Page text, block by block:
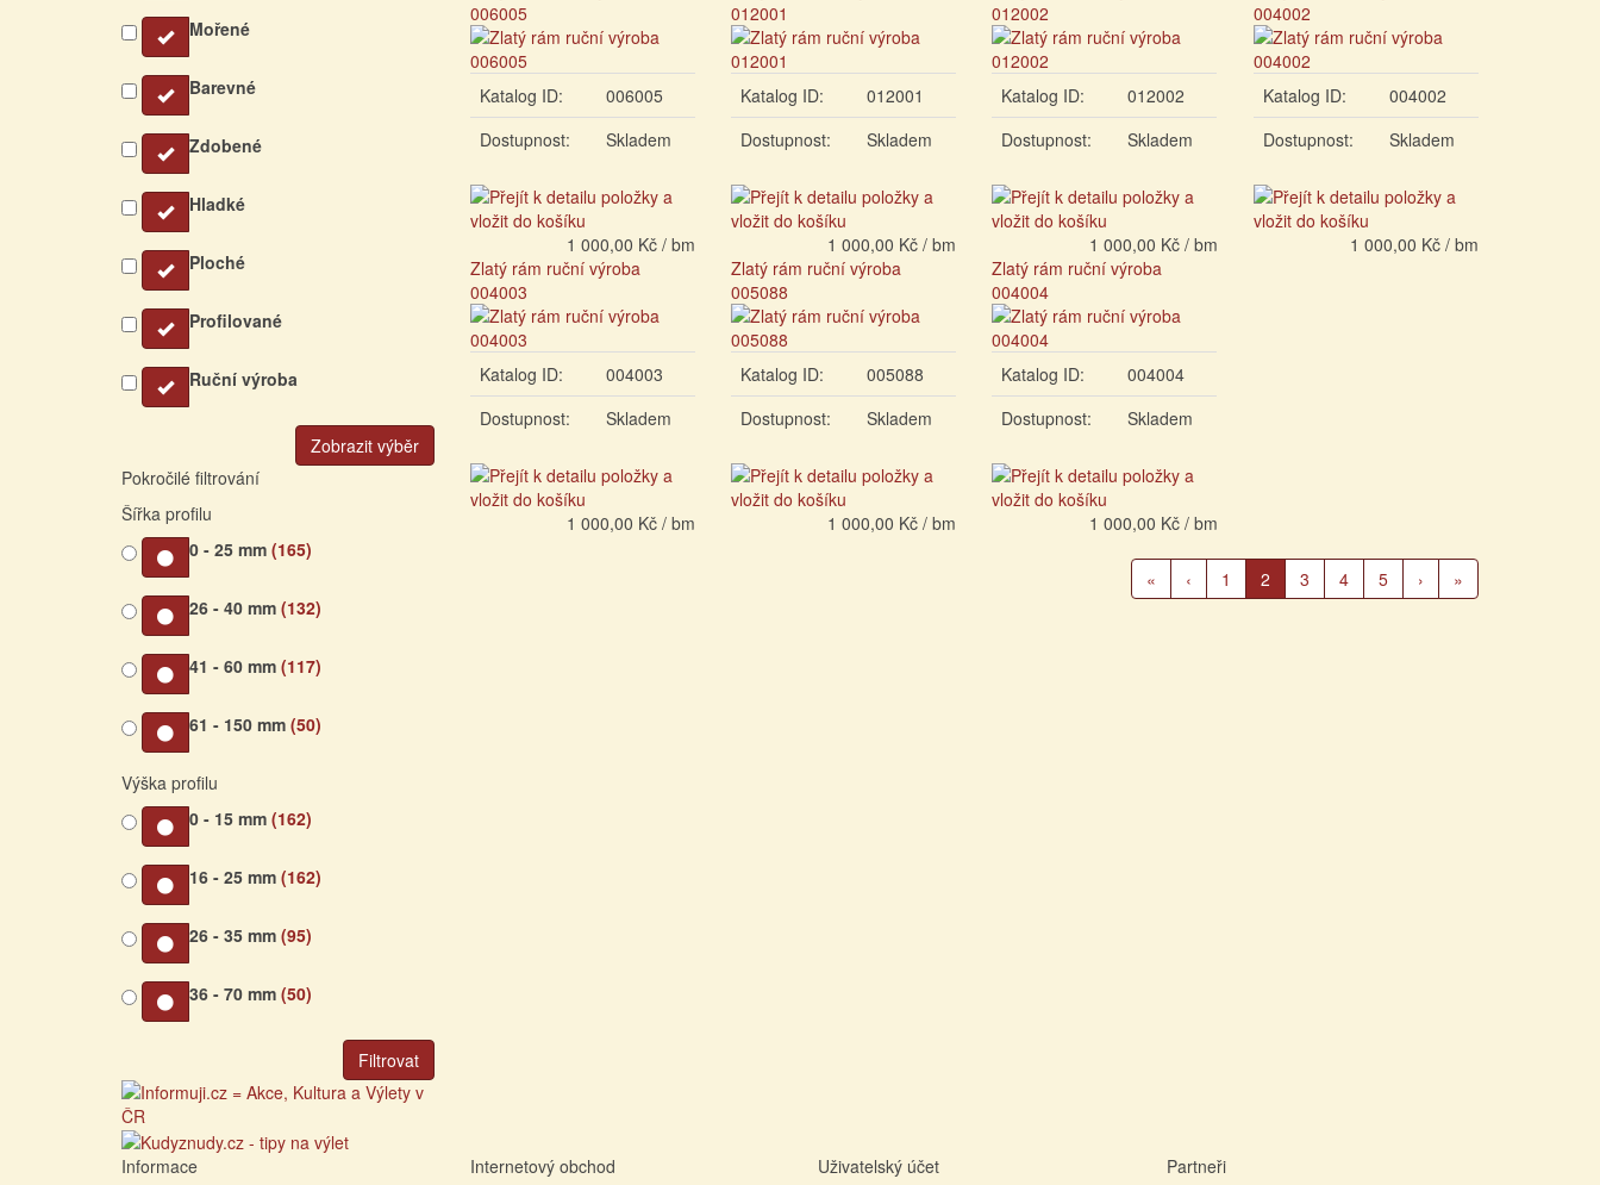
Mořené
Barevné
Zdobené
Hladké
Ploché
Profilované
Ruční výroba
Zobrazit výběr
Pokročilé filtrování
Šířka profilu
0 - 25 mm (165)
26 - 40 mm (132)
41 - 60 mm (117)
61 - 150 mm (50)
Výška profilu
0 - 15 mm (162)
16 - 25 mm (162)
26 - 35 mm (95)
36 - 70 mm (50)
Filtrovat
006005
Katalog ID:
006005
Dostupnost:
Skladem
1 000,00 Kč / bm
012001
Katalog ID:
012001
Dostupnost:
Skladem
1 000,00 Kč / bm
012002
Katalog ID:
012002
Dostupnost:
Skladem
1 000,00 Kč / bm
004002
Katalog ID:
004002
Dostupnost:
Skladem
1 000,00 Kč / bm
Zlatý rám ruční výroba
004003
Katalog ID:
004003
Dostupnost:
Skladem
1 000,00 Kč / bm
Zlatý rám ruční výroba
005088
Katalog ID:
005088
Dostupnost:
Skladem
1 000,00 Kč / bm
Zlatý rám ruční výroba
004004
Katalog ID:
004004
Dostupnost:
Skladem
1 000,00 Kč / bm
« ‹ 1 2 (Aktuální
strana)
3 4 5 › »
Informace Internetový obchod Uživatelský účet Partneři